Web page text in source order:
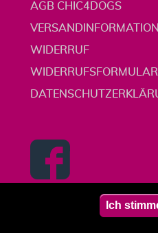
AGB CHIC4DOGS
WIDERRUF
WIDERRUFSFORMULAR
Ich